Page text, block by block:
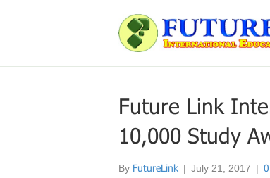
Future Link
10,000 Study
By FutureLink | July 21, 2017 | 0